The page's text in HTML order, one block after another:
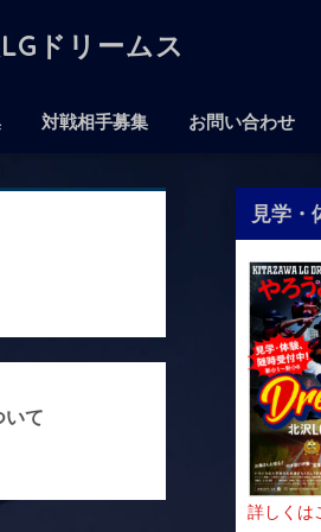
ドリームス
対戦相手募集 お問い合わせ
いて
見学・
詳しくは